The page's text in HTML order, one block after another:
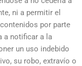
ni a permitir el
por parte
a notificar a la
un uso indebido
su robo, extravío o